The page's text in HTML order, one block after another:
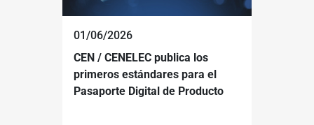
01/06/2026
CEN / CENELEC publica los
primeros estándares para el
Pasaporte Digital de Producto